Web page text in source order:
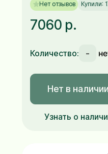
Нет отзывов Купили:
7060 р.
Количество: -
Нет в наличии
Узнать о